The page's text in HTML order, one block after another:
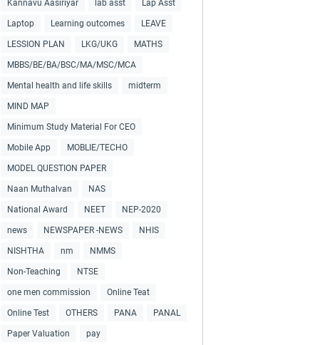
Kannavu Aasiriyar lab asst Lap Asst
Laptop Learning outcomes LEAVE
LESSION PLAN LKG/UKG MATHS
MBBS/BE/BA/BSC/MA/MSC/MCA
Mental health and life skills midterm
MIND MAP
Minimum Study Material For CEO
Mobile App MOBLIE/TECHO
MODEL QUESTION PAPER
Naan Muthalvan NAS
National Award NEET NEP-2020
news NEWSPAPER -NEWS NHIS
NISHTHA nm NMMS
Non-Teaching NTSE
one men commission Online Teat
Online Test OTHERS PANA PANAL
Paper Valuation pay